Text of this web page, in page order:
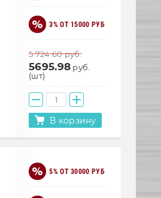
3% ОТ 15000 РУБ
5 724.60руб.
5695.98 руб.
(шт)
В корзину
5% ОТ 30000 РУБ